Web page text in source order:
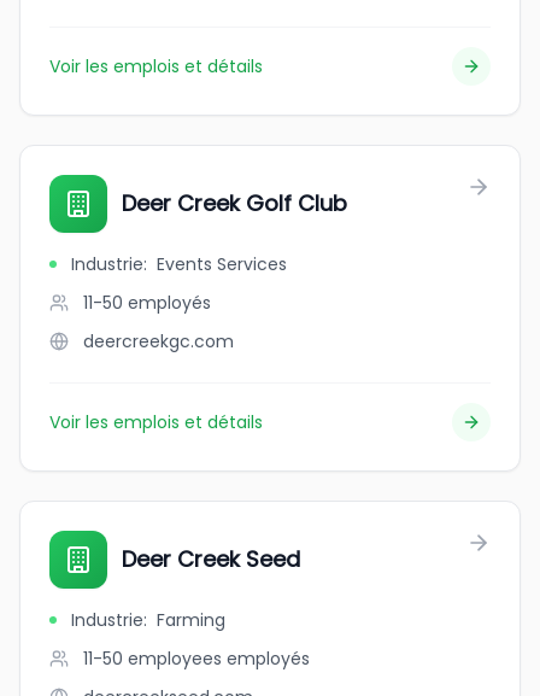
Voir les emplois et détails
Deer Creek Golf Club
Industrie: Events Services
11-50 employés
deercreekgc.com
Voir les emplois et détails
Deer Creek Seed
Industrie: Farming
11-50 employees employés